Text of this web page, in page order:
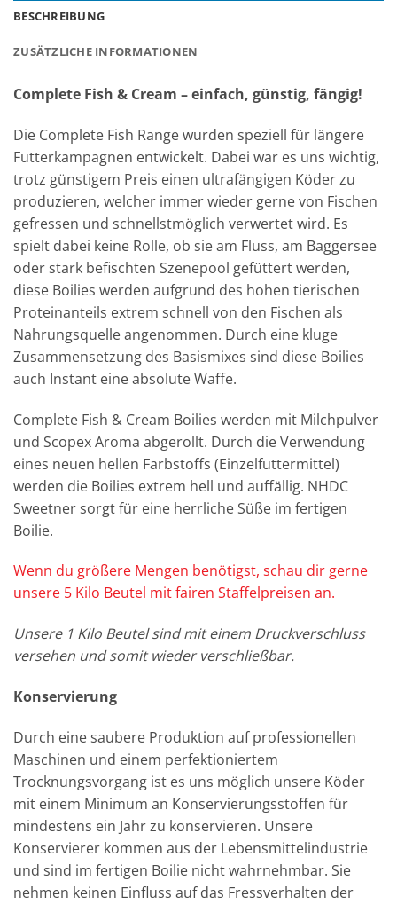
BESCHREIBUNG
ZUSÄTZLICHE INFORMATIONEN
Complete Fish & Cream – einfach, günstig, fängig!
Die Complete Fish Range wurden speziell für längere
Futterkampagnen entwickelt. Dabei war es uns wichtig,
trotz günstigem Preis einen ultrafängigen Köder zu
produzieren, welcher immer wieder gerne von Fischen
gefressen und schnellstmöglich verwertet wird. Es
spielt dabei keine Rolle, ob sie am Fluss, am Baggersee
oder stark befischten Szenepool gefüttert werden,
diese Boilies werden aufgrund des hohen tierischen
Proteinanteils extrem schnell von den Fischen als
Nahrungsquelle angenommen. Durch eine kluge
Zusammensetzung des Basismixes sind diese Boilies
auch Instant eine absolute Waffe.
Complete Fish & Cream Boilies werden mit Milchpulver
und Scopex Aroma abgerollt. Durch die Verwendung
eines neuen hellen Farbstoffs (Einzelfuttermittel)
werden die Boilies extrem hell und auffällig. NHDC
Sweetner sorgt für eine herrliche Süße im fertigen
Boilie.
Wenn du größere Mengen benötigst, schau dir gerne
unsere 5 Kilo Beutel mit fairen Staffelpreisen an.
Unsere 1 Kilo Beutel sind mit einem Druckverschluss
versehen und somit wieder verschließbar.
Konservierung
Durch eine saubere Produktion auf professionellen
Maschinen und einem perfektioniertem
Trocknungsvorgang ist es uns möglich unsere Köder
mit einem Minimum an Konservierungsstoffen für
mindestens ein Jahr zu konservieren. Unsere
Konservierer kommen aus der Lebensmittelindustrie
und sind im fertigen Boilie nicht wahrnehmbar. Sie
nehmen keinen Einfluss auf das Fressverhalten der